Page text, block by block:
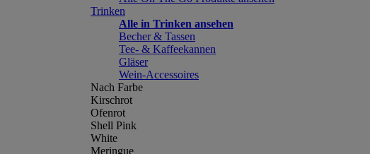
Trinken
Alle in Trinken ansehen
Becher & Tassen
Tee- & Kaffeekannen
Gläser
Wein-Accessoires
Nach Farbe
Kirschrot
Ofenrot
Shell Pink
White
Meringue